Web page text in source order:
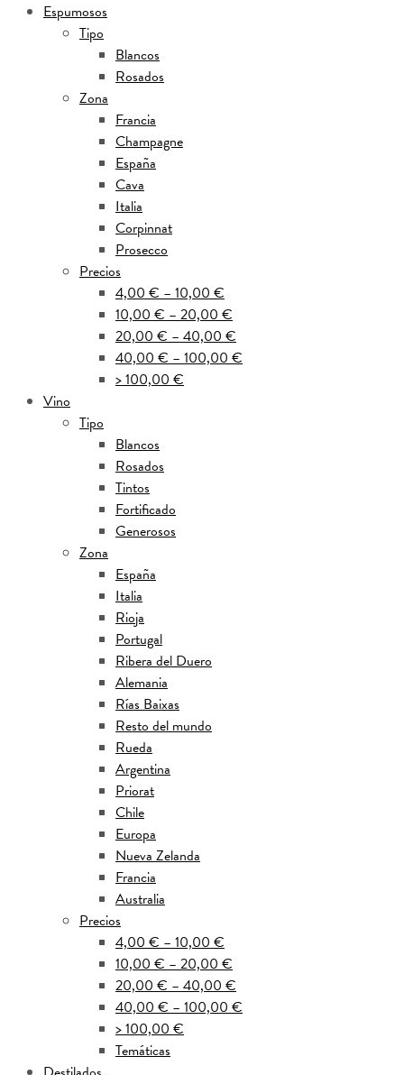
Espumosos
Tipo
Blancos
Rosados
Zona
Francia
Champagne
España
Cava
Italia
Corpinnat
Prosecco
Precios
4,00 € – 10,00 €
10,00 € – 20,00 €
20,00 € – 40,00 €
40,00 € – 100,00 €
> 100,00 €
Vino
Tipo
Blancos
Rosados
Tintos
Fortificado
Generosos
Zona
España
Italia
Rioja
Portugal
Ribera del Duero
Alemania
Rías Baixas
Resto del mundo
Rueda
Argentina
Priorat
Chile
Europa
Nueva Zelanda
Francia
Australia
Precios
4,00 € – 10,00 €
10,00 € – 20,00 €
20,00 € – 40,00 €
40,00 € – 100,00 €
> 100,00 €
Temáticas